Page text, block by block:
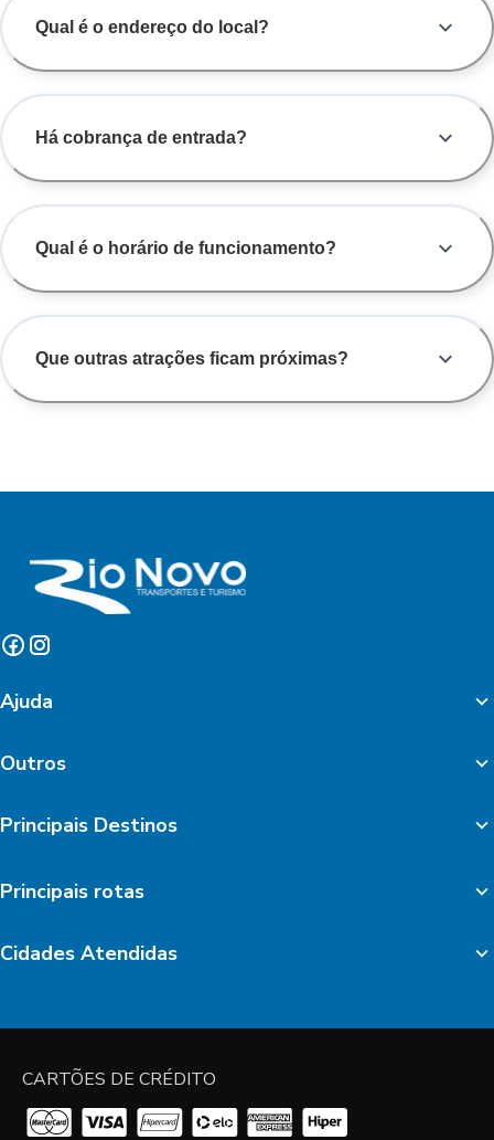
Qual é o endereço do local?
Há cobrança de entrada?
Qual é o horário de funcionamento?
Que outras atrações ficam próximas?
Ajuda
Outros
Principais Destinos
Principais rotas
Cidades Atendidas
CARTÕES DE CRÉDITO